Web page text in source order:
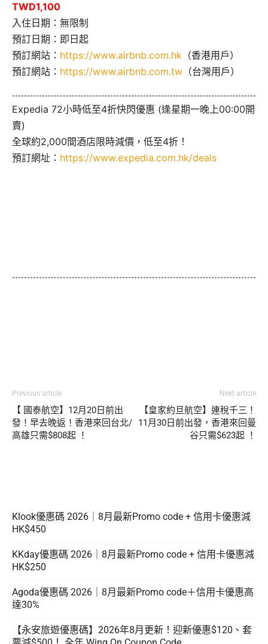
TWD1,100
入住日期：無限制
預訂日期：即日起
預訂網站： https://www.airbnb.com.hk （香港用戶）
預訂網站： https://www.airbnb.com.tw （台灣用戶）
Expedia 72小時低至4折快閃優惠 (逢星期一晚上00:00開
賣)
全球約2,000間酒店限時減價，低至4折！
預訂網址： https://www.expedia.com.hk/deals
Previous article
【 國泰航空】12月20日前出
發！早去晚返！香港來回台北/
高雄只需$808起 ！
Next article
【皇家約旦航空】連稅千三！
11月30日前出發，香港來回曼
谷只需$623起 ！
Klook優惠碼 2026｜8月最新Promo code + 信用卡優惠減
HK$450
KKday優惠碼 2026｜8月最新Promo code + 信用卡優惠減
HK$250
Agoda優惠碼 2026｜8月最新Promo code＋信用卡優惠高
達30%
【永安旅遊優惠碼】2026年8月更新！迎新優惠$120、套